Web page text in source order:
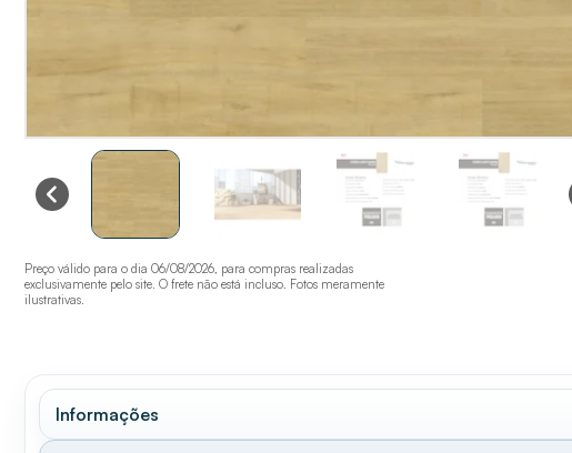
Preço válido para o dia 06/08/2026, para compras realizadas
exclusivamente pelo site. O frete não está incluso. Fotos meramente
ilustrativas.
Informações